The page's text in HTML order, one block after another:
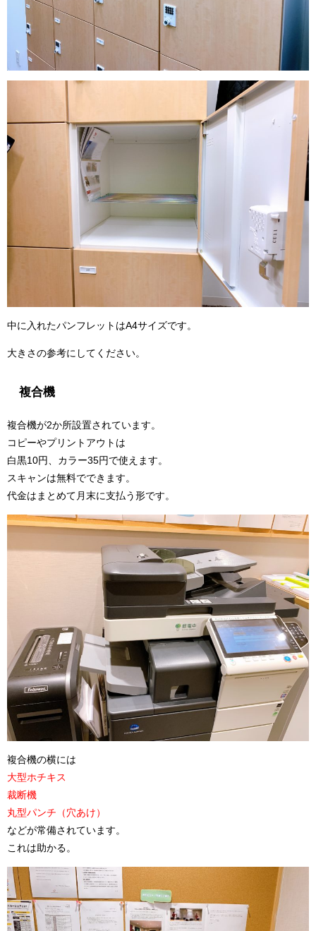
中に入れたパンフレットはA4サイズです。
大きさの参考にしてください。
複合機
複合機が2か所設置されています。
コピーやプリントアウトは
白黒10円、カラー35円で使えます。
スキャンは無料でできます。
代金はまとめて月末に支払う形です。
複合機の横には
大型ホチキス
裁断機
丸型パンチ（穴あけ）
などが常備されています。
これは助かる。